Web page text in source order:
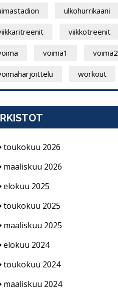
ulkohurrikaani
viikkotreenit
voima1 voima2
workout
toukokuu 2026
maaliskuu 2026
elokuu 2025
toukokuu 2025
maaliskuu 2025
elokuu 2024
toukokuu 2024
maaliskuu 2024